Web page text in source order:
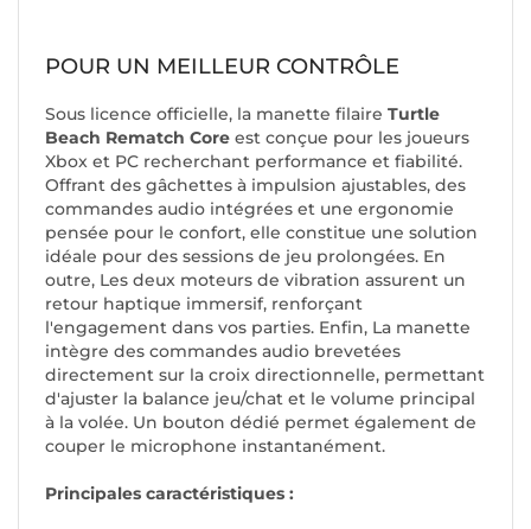
POUR UN MEILLEUR CONTRÔLE
Sous licence officielle, la manette filaire Turtle
Beach Rematch Core est conçue pour les joueurs
Xbox et PC recherchant performance et fiabilité.
Offrant des gâchettes à impulsion ajustables, des
commandes audio intégrées et une ergonomie
pensée pour le confort, elle constitue une solution
idéale pour des sessions de jeu prolongées. En
outre, Les deux moteurs de vibration assurent un
retour haptique immersif, renforçant
l'engagement dans vos parties. Enfin, La manette
intègre des commandes audio brevetées
directement sur la croix directionnelle, permettant
d'ajuster la balance jeu/chat et le volume principal
à la volée. Un bouton dédié permet également de
couper le microphone instantanément.
Principales caractéristiques :